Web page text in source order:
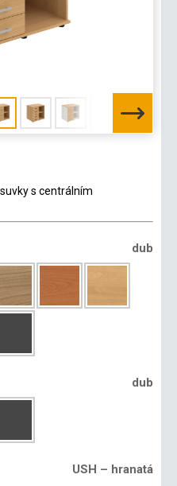
s centrálním
dub
dub
USH – hranatá